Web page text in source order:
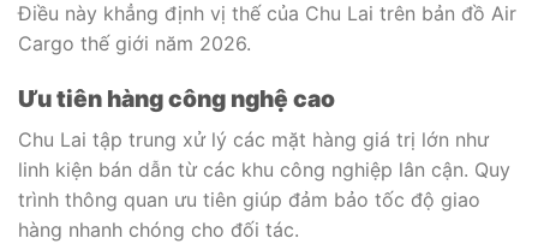
Điều này khẳng định vị thế của Chu Lai trên bản đồ Air
Cargo thế giới năm 2026.
Ưu tiên hàng công nghệ cao
Chu Lai tập trung xử lý các mặt hàng giá trị lớn như
linh kiện bán dẫn từ các khu công nghiệp lân cận. Quy
trình thông quan ưu tiên giúp đảm bảo tốc độ giao
hàng nhanh chóng cho đối tác.